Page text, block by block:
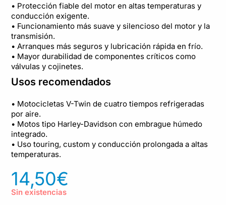
• Protección fiable del motor en altas temperaturas y
conducción exigente.
• Funcionamiento más suave y silencioso del motor y la
transmisión.
• Arranques más seguros y lubricación rápida en frío.
• Mayor durabilidad de componentes críticos como
válvulas y cojinetes.
Usos recomendados
• Motocicletas V-Twin de cuatro tiempos refrigeradas
por aire.
• Motos tipo Harley-Davidson con embrague húmedo
integrado.
• Uso touring, custom y conducción prolongada a altas
temperaturas.
14,50€
Sin existencias